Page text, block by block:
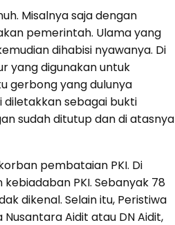
Misalnya saja dengan
pemerintah. Ulama yang
dihabisi nyawanya. Di
yang digunakan untuk
gerbong yang dulunya
diletakkan sebagai bukti
sudah ditutup dan di atasnya
pembataian PKI. Di
PKI. Sebanyak 78
dikenal. Selain itu, Peristiwa
Aidit atau DN Aidit,